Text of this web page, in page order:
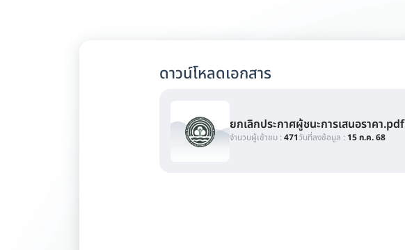
ดาวน์โหลดเอกสาร
ยกเลิกประกาศผู้ชนะการเสนอราคา.pdf
จำนวนผู้เข้าชม :471วันที่ลงข้อมูล : 15 ก.ค. 68